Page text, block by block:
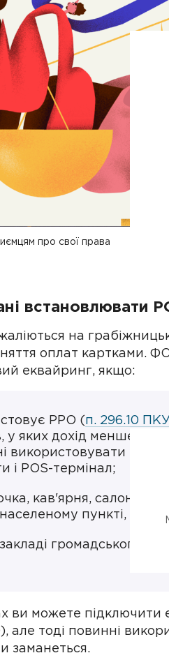
про свої права
встановлювати
на
оплат картками.
еквайринг, якщо:
РРО ( п. 296.10 ПКУ
у яких дохід менше 1
використовувати РРО,
і POS-термінал;
кав'ярня, салон
пункті, де
громадського
ви можете підключити
але тоді повинні
заманеться.